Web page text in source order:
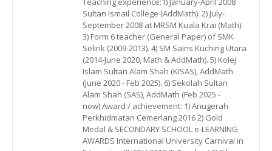
Sultan Ismail College (AddMath). 2) July-
September 2008 at MRSM Kuala Krai (Math).
3) Form 6 teacher (General Paper) of SMK
Selirik (2009-2013). 4) SM Sains Kuching Utara
(2014-June 2020, Math & AddMath). 5) Kolej
Islam Sultan Alam Shah (KISAS), AddMath
(June 2020 - Feb 2025). 6) Sekolah Sultan
Alam Shah (SAS), AddMath (Feb 2025 -
now).Award / achievement: 1) Anugerah
Perkhidmatan Cemerlang 2016 2) Gold
Medal & SECONDARY SCHOOL e-LEARNING
AWARDS International University Carnival in